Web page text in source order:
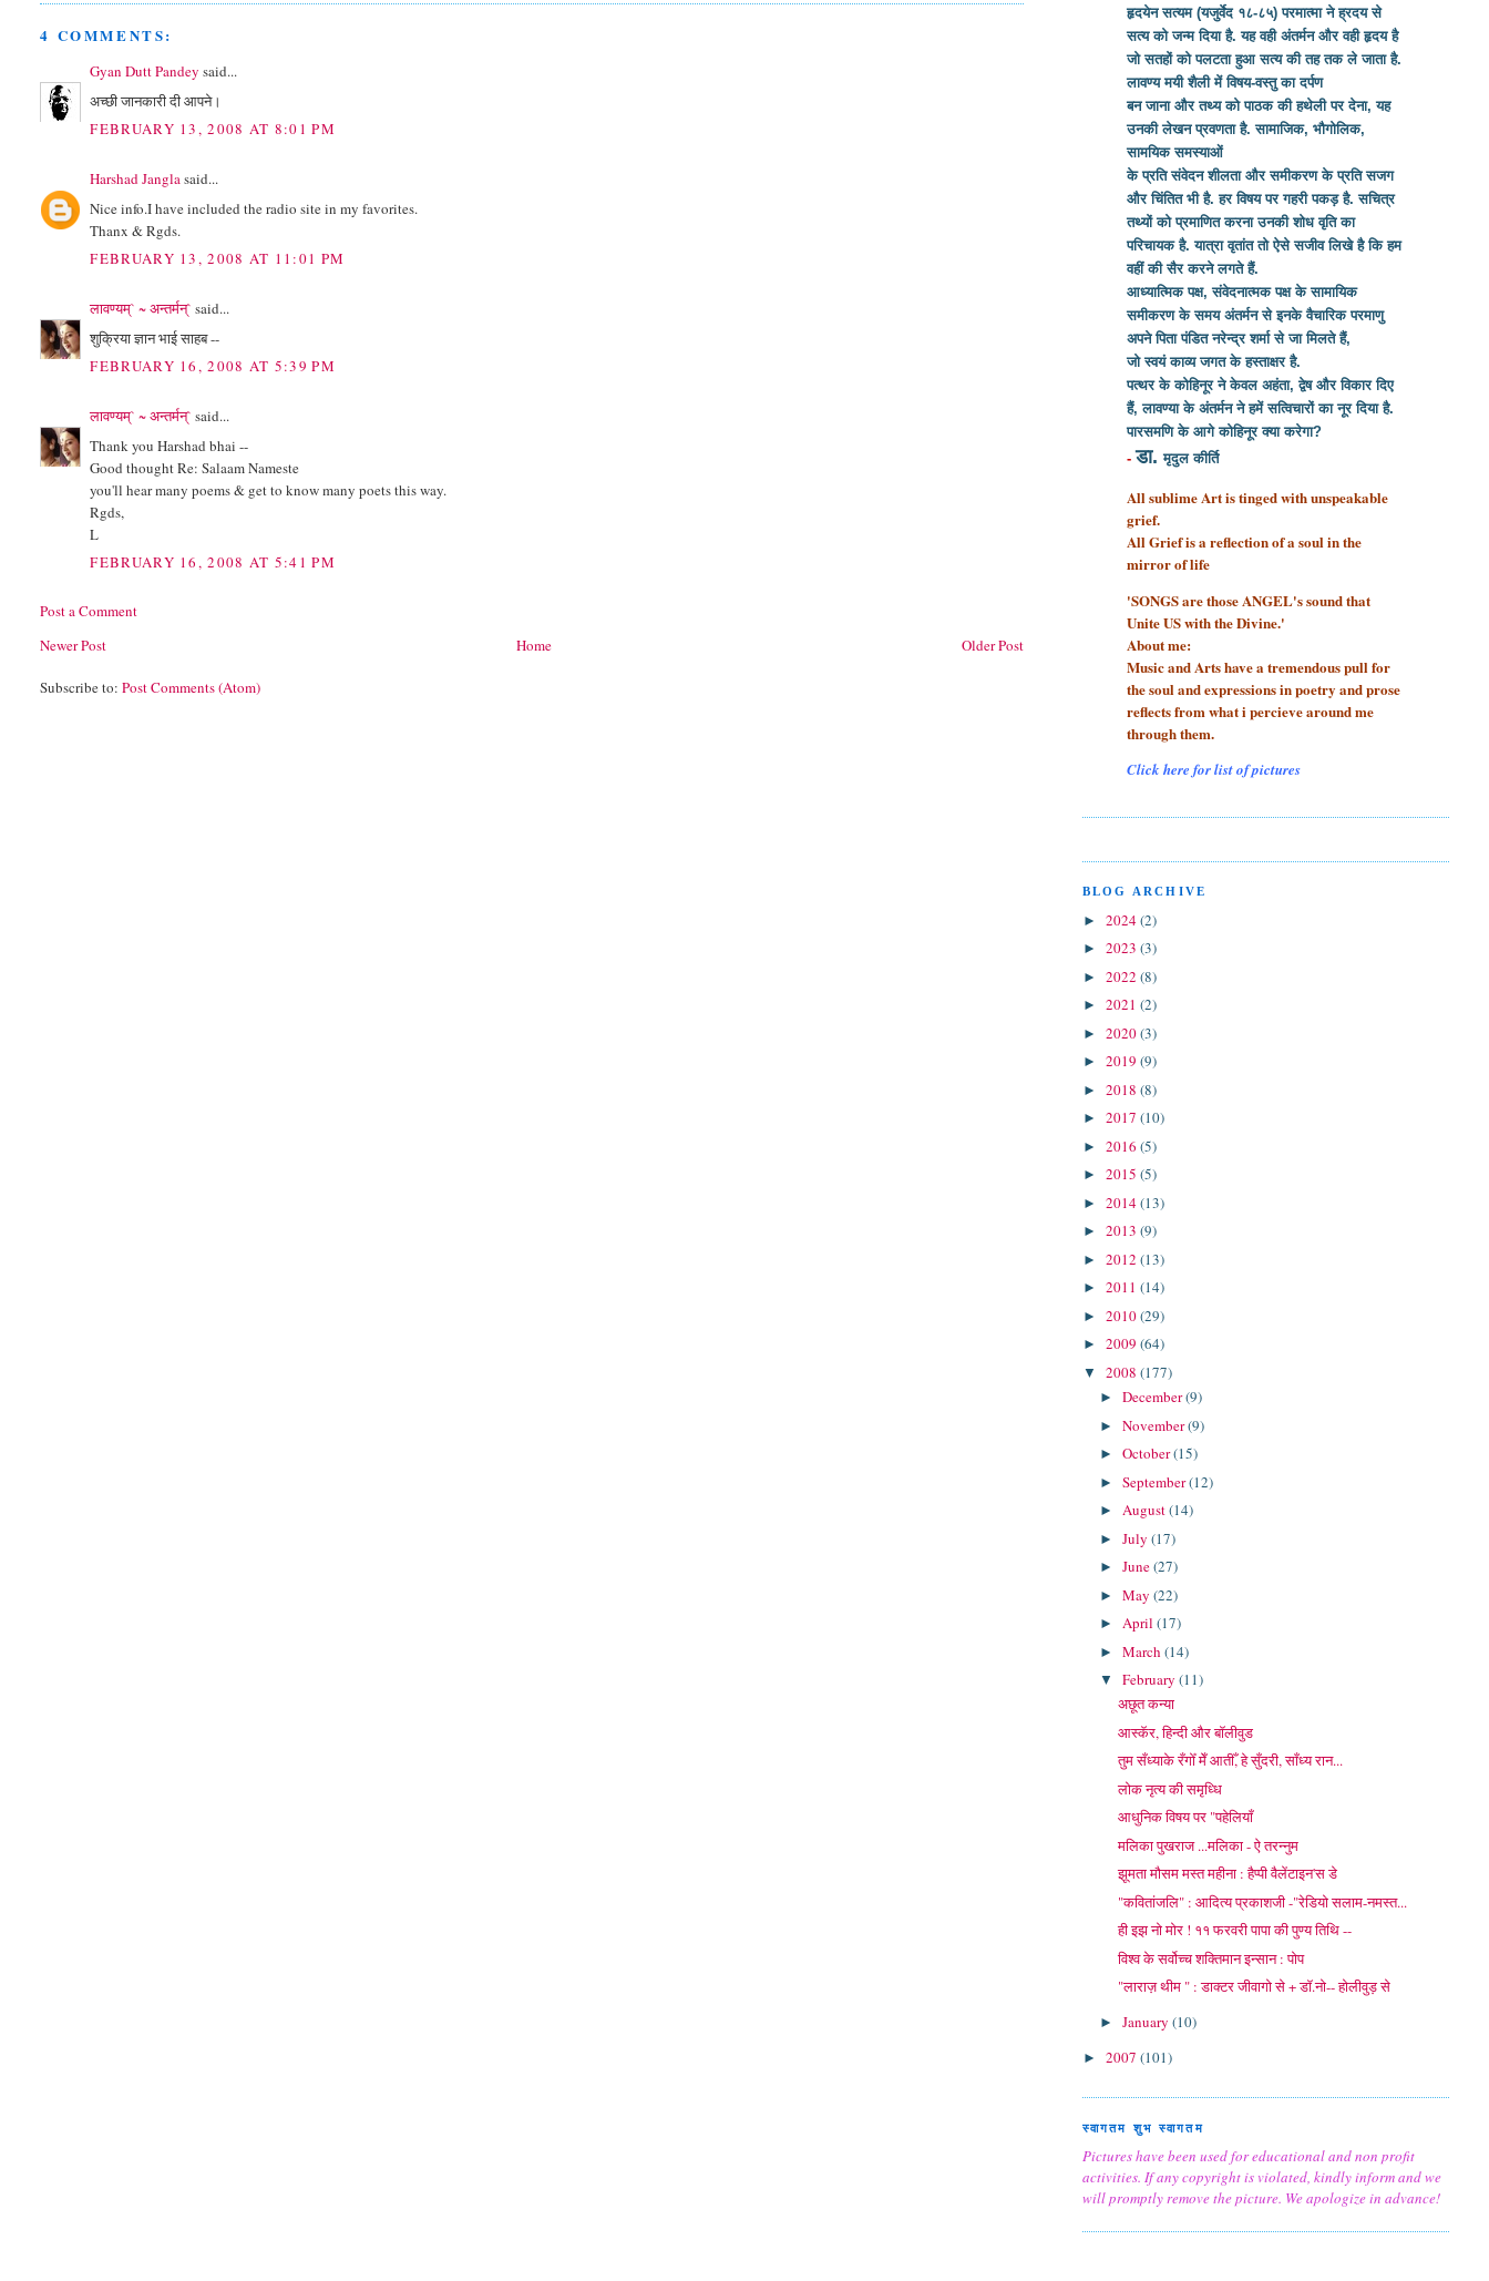
4 COMMENTS:
Gyan Dutt Pandey said...
अच्छी जानकारी दी आपने।
FEBRUARY 13, 2008 AT 8:01 PM
Harshad Janglasaid...
Nice info.I have included the radio site in my favorites.
Thanx & Rgds.
FEBRUARY 13, 2008 AT 11:01 PM
लावण्यम्` ~ अन्तर्मन्` said...
शुक्रिया ज्ञान भाई साहब --
FEBRUARY 16, 2008 AT 5:39 PM
लावण्यम्` ~ अन्तर्मन्` said...
Thank you Harshad bhai --
Good thought Re: Salaam Nameste
you'll hear many poems & get to know many poets this way.
Rgds,
L
FEBRUARY 16, 2008 AT 5:41 PM
Post a Comment
Newer Post
Older Post
Home
Subscribe to:Post Comments (Atom)
हृदयेन सत्यम (यजुर्वेद १८-८५) परमात्मा ने ह्रदय से
सत्य को जन्म दिया है. यह वही अंतर्मन और वही हृदय है
जो सतहों को पलटता हुआ सत्य की तह तक ले जाता है.
लावण्य मयी शैली में विषय-वस्तु का दर्पण
बन जाना और तथ्य को पाठक की हथेली पर देना, यह
उनकी लेखन प्रवणता है. सामाजिक, भौगोलिक,
सामयिक समस्याओं
के प्रति संवेदन शीलता और समीकरण के प्रति सजग
और चिंतित भी है. हर विषय पर गहरी पकड़ है. सचित्र
तथ्यों को प्रमाणित करना उनकी शोध वृति का
परिचायक है. यात्रा वृतांत तो ऐसे सजीव लिखे है कि हम
वहीं की सैर करने लगते हैं.
आध्यात्मिक पक्ष, संवेदनात्मक पक्ष के सामायिक
समीकरण के समय अंतर्मन से इनके वैचारिक परमाणु
अपने पिता पंडित नरेन्द्र शर्मा सेजा मिलते हैं,
जो स्वयं काव्य जगत के हस्ताक्षर है.
पत्थर के कोहिनूर ने केवल अहंता, द्वेष और विकार दिए
हैं, लावण्या के अंतर्मन ने हमें सत्विचारों का नूर दिया है.
पारसमणि के आगे कोहिनूर क्या करेगा?
- डा.मृदुल कीर्ति
All sublime Art is tinged with unspeakable
grief.
All Grief is a reflection of a soulin the
mirror of life
'SONGS are those ANGEL's sound that
Unite US with the Divine.'
About me:
Music and Arts have a tremendous pull for
the soul and expressions in poetry and prose
reflects from what i percieve around me
through them.
Click here for list of pictures
BLOG ARCHIVE
► 2024(2)
► 2023 (3)
► 2022 (8)
► 2021 (2)
► 2020(3)
► 2019 (9)
► 2018 (8)
► 2017 (10)
► 2016 (5)
► 2015 (5)
► 2014(13)
► 2013 (9)
► 2012 (13)
► 2011 (14)
► 2010(29)
► 2009 (64)
▼ 2008 (177)
►December(9)
►November(9)
►October(15)
►September(12)
►August(14)
►July(17)
►June(27)
►May(22)
►April(17)
►March(14)
▼February(11)
अछूत कन्या
आस्कॅर, हिन्दी और बॉलीवुड
तुम सँध्याके रँगोँ मेँ आतीँ, हे सुँदरी, साँध्य रान...
लोक नृत्य की समृध्धि
आधुनिक विषय पर "पहेलियाँ
मलिका पुखराज ...मलिका - ऐ तरन्नुम
झूमता मौसम मस्त महीना : हैप्पी वैलेंटाइन'स डे
"कवितांजलि" : आदित्य प्रकाशजी -"रेडियो सलाम-नमस्त...
ही इझ नो मोर ! ११ फरवरी पापा की पुण्य तिथि --
विश्व के सर्वोच्च शक्तिमान इन्सान : पोप
"लाराज़ थीम " : डाक्टर जीवागो से + डॉ.नो-- होलीवुड़ से
►January(10)
► 2007 (101)
स्वागतम शुभ स्वागतम
Pictures have been used for educational and non profit
activities. If any copyright is violated, kindly inform and we
will promptly remove the picture. We apologize in advance!